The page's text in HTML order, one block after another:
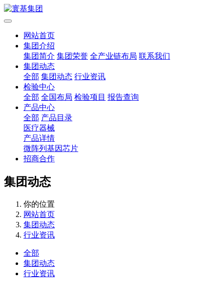
网站首页
集团介绍
集团简介 集团荣誉 全产业链布局 联系我们
集团动态
全部 集团动态 行业资讯
检验中心
全部 全国布局 检验项目 报告查询
产品中心
全部 产品目录
医疗器械
产品详情
微阵列基因芯片
招商合作
集团动态
你的位置
网站首页
集团动态
行业资讯
全部
集团动态
行业资讯